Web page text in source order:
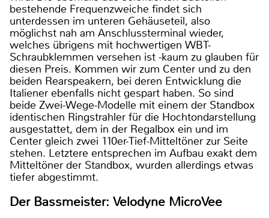
bestehende Frequenzweiche findet sich
unterdessen im unteren Gehäuseteil, also
möglichst nah am Anschlussterminal wieder,
welches übrigens mit hochwertigen WBT-
Schraubklemmen versehen ist -kaum zu glauben für
diesen Preis. Kommen wir zum Center und zu den
beiden Rearspeakern, bei deren Entwicklung die
Italiener ebenfalls nicht gespart haben. So sind
beide Zwei-Wege-Modelle mit einem der Standbox
identischen Ringstrahler für die Hochtondarstellung
ausgestattet, dem in der Regalbox ein und im
Center gleich zwei 110er-Tief-Mitteltöner zur Seite
stehen. Letztere entsprechen im Aufbau exakt dem
Mitteltöner der Standbox, wurden allerdings etwas
tiefer abgestimmt.
Der Bassmeister: Velodyne MicroVee